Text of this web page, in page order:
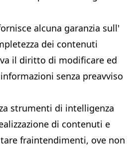
alcuna garanzia sull'
dei contenuti
il diritto di modificare ed
senza preavviso
strumenti di intelligenza
di contenuti e
fraintendimenti, ove non